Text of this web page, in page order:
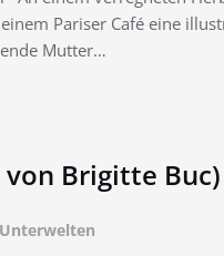
Pariser Café eine
Mutter…
Brigitte Buc)
Unterwelten